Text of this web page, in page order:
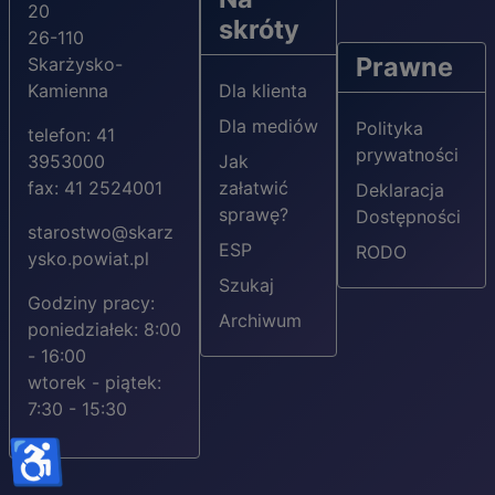
20
26-110
Skarżysko-
Kamienna
telefon: 41
3953000
fax: 41 2524001
starostwo@skarz
ysko.powiat.pl
Godziny pracy:
poniedziałek: 8:00
- 16:00
wtorek - piątek:
7:30 - 15:30
skróty
Dla klienta
Dla mediów
Jak
załatwić
sprawę?
ESP
Szukaj
Archiwum
Prawne
Polityka
prywatności
Deklaracja
Dostępności
RODO